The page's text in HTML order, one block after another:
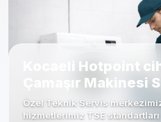
Kocaeli Hotpoint
Çamaşır Makinesi
Özel Teknik Servis
hizmetlerimiz TSE